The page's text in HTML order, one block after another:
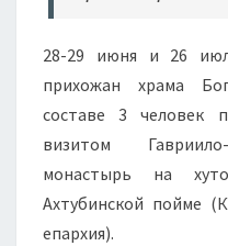
28-29 июня и 26
прихожан храма
составе 3 человек
визитом
монастырь на
Ахтубинской пойме
епархия).